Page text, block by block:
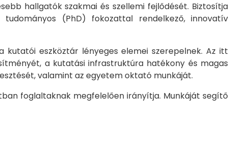
hallgatók szakmai és szellemi fejlődését. Biztosítja
(PhD) fokozattal rendelkező, innovatív
eszköztár lényeges elemei szerepelnek. Az itt
a kutatási infrastruktúra hatékony és magas
valamint az egyetem oktató munkáját.
foglaltaknak megfelelően irányítja. Munkáját segítő